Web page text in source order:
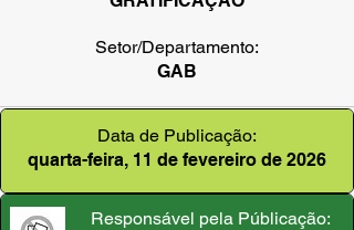
Setor/Departamento:
GAB
Data de Publicação:
quarta-feira, 11 de fevereiro de 2026
Responsável pela Públicação: